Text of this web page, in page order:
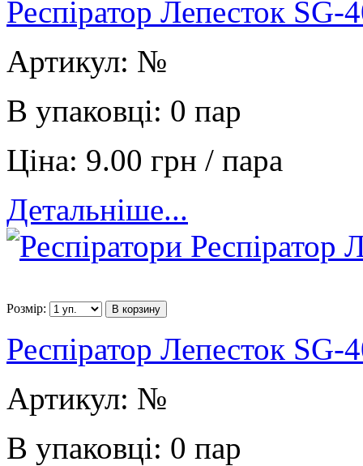
Респіратор Лепесток SG-
Артикул: №
В упаковці: 0 пар
Ціна: 9.00 грн / пара
Детальніше...
Розмір: В корзину
Респіратор Лепесток SG-
Артикул: №
В упаковці: 0 пар